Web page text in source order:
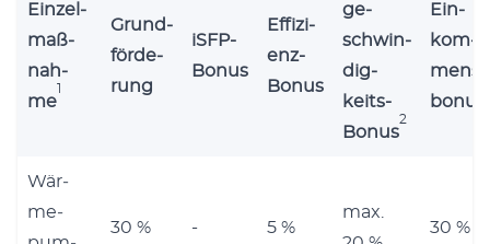
Ein­zel­
maß­
nah­
me
1
Grund­
för­de­
rung
iSFP-
Bonus
Effi­zi­
enz-
Bonus
ge­
schwin­
dig­
keits-
Bonus
2
Ein­
kom­
mens­
bo­nus
Wär­
me­
30 % - 5 %
max.
30 %